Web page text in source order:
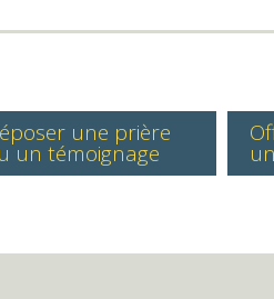
une prière
un témoignage